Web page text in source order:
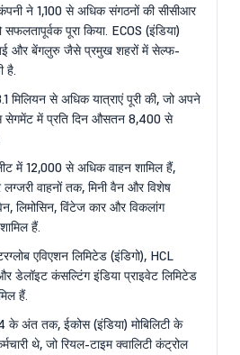
कंपनी ने 1,100 से अधिक संगठनों की सीसीआर
पूरा किया. ECOS (इंडिया)
मुंबई और बेंगलुरु जैसे प्रमुख शहरों में सेल्फ-
है.
मिलियन से अधिक यात्राएं पूरी की, जो अपने
सेगमेंट में प्रति दिन औसतन 8,400 से
में 12,000 से अधिक वाहन शामिल हैं,
वाहनों तक, मिनी वैन और विशेष
लिमोसिन, विंटेज कार और विकलांग
हैं.
एविएशन लिमिटेड (इंडिगो), HCL
डेलॉइट कंसल्टिंग इंडिया प्राइवेट लिमिटेड
हैं.
के अंत तक, ईकोस (इंडिया) मोबिलिटी के
थे, जो रियल-टाइम क्वालिटी कंट्रोल